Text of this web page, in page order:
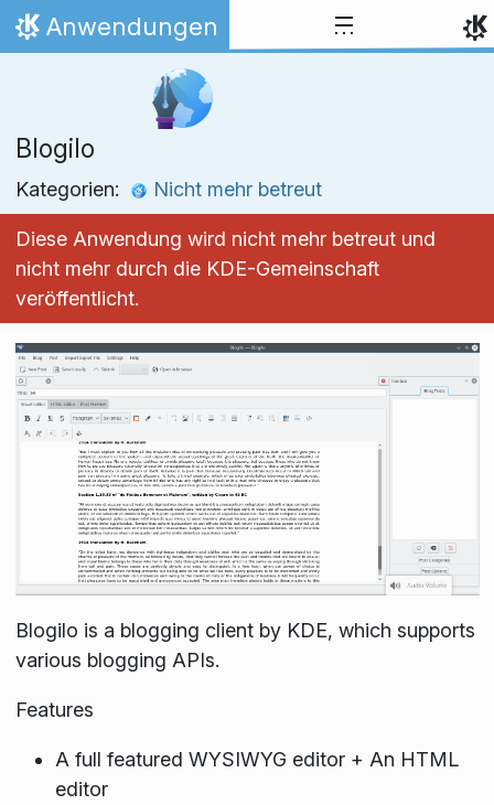
Zum Inhalt springen
Startseite
Anwendungen
Blogilo
Kategorien: Nicht mehr betreut
Diese Anwendung wird nicht mehr betreut und
nicht mehr durch die KDE-Gemeinschaft
veröffentlicht.
Blogilo is a blogging client by KDE, which supports
various blogging APIs.
Features
A full featured WYSIWYG editor + An HTML
editor